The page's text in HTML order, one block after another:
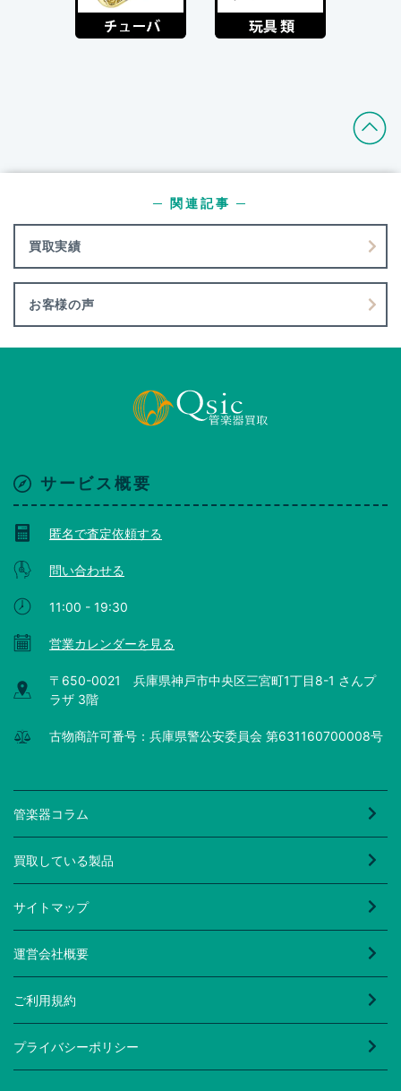
買取実績
─ 関連記事 ─
お客様の声
サービス概要
匿名で査定依頼する
問い合わせる
11:00 - 19:30
営業カレンダーを見る
〒650-0021 兵庫県神戸市中央区三宮町1丁目8-1 さんプ
ラザ 3階
古物商許可番号：兵庫県警公安委員会 第631160700008号
管楽器コラム
買取している製品
サイトマップ
運営会社概要
ご利用規約
プライバシーポリシー